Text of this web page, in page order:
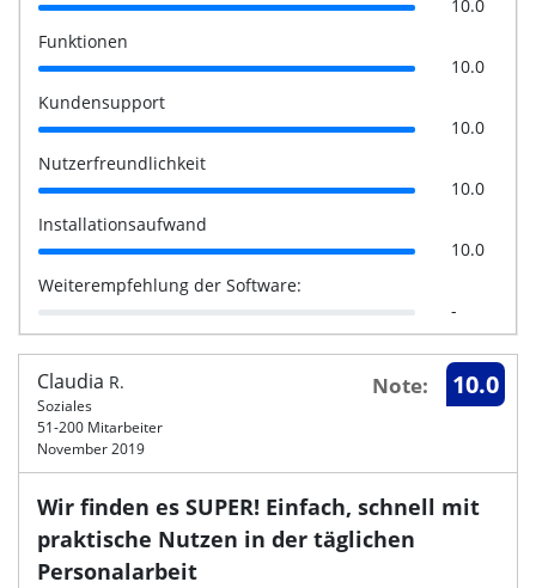
10.0
Funktionen
10.0
Kundensupport
10.0
Nutzerfreundlichkeit
10.0
Installationsaufwand
10.0
Weiterempfehlung der Software:
-
Claudia R.
Soziales
51-200 Mitarbeiter
November 2019
Note: 10.0
Wir finden es SUPER! Einfach, schnell mit
praktische Nutzen in der täglichen
Personalarbeit